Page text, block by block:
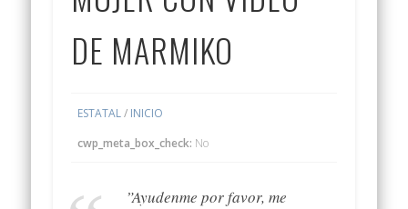
DE MARMIKO
ESTATAL/ INICIO
cwp_meta_box_check: No
”Ayudenme por favor, me